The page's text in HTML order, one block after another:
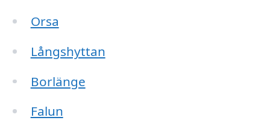
Orsa
Långshyttan
Borlänge
Falun